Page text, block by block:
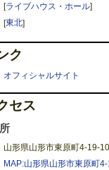
[ライブハウス・ホール]
[東北]
ク
オフィシャルサイト
セス
山形県山形市東原町4-19-10
MAP:山形県山形市東原町